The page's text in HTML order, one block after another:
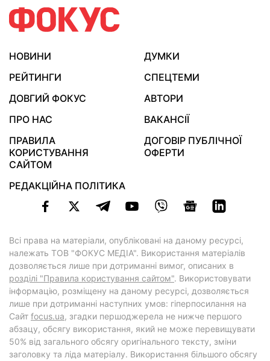
НОВИНИ
ДУМКИ
РЕЙТИНГИ
СПЕЦТЕМИ
ДОВГИЙ ФОКУС
АВТОРИ
ПРО НАС
ВАКАНСІЇ
ПРАВИЛА
КОРИСТУВАННЯ
САЙТОМ
ДОГОВІР ПУБЛІЧНОЇ
ОФЕРТИ
РЕДАКЦІЙНА ПОЛІТИКА
Всі права на матеріали, опубліковані на даному ресурсі,
належать ТОВ "ФОКУС МЕДІА". Використання матеріалів
дозволяється лише при дотриманні вимог, описаних в
розділі "Правила користування сайтом". Використовувати
інформацію, розміщену на даному ресурсі, дозволяється
лише при дотриманні наступних умов: гіперпосилання на
Cайт focus.ua, згадки першоджерела не нижче першого
абзацу, обсягу використання, який не може перевищувати
50% від загального обсягу оригінального тексту, зміни
заголовку та ліда матеріалу. Використання більшого обсягу